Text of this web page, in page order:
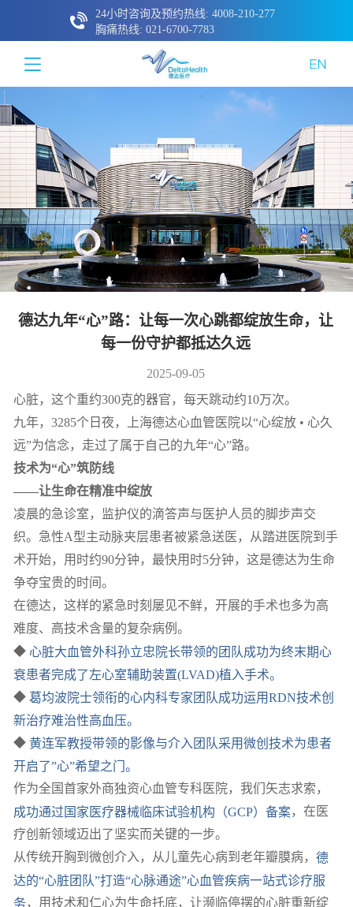
24小时咨询及预约热线: 4008-210-277
胸痛热线: 021-6700-7783
德达九年“心”路：让每一次心跳都绽放生命，让
每一份守护都抵达久远
2025-09-05
心脏，这个重约300克的器官，每天跳动约10万次。
九年，3285个日夜，上海德达心血管医院以“心绽放 • 心久
远”为信念，走过了属于自己的九年“心”路。
技术为“心”筑防线
——让生命在精准中绽放
凌晨的急诊室，监护仪的滴答声与医护人员的脚步声交
织。急性A型主动脉夹层患者被紧急送医，从踏进医院到手
术开始，用时约90分钟，最快用时5分钟，这是德达为生命
争夺宝贵的时间。
在德达，这样的紧急时刻屡见不鲜，开展的手术也多为高
难度、高技术含量的复杂病例。
◆ 心脏大血管外科孙立忠院长带领的团队成功为终末期心
衰患者完成了左心室辅助装置(LVAD)植入手术。
◆ 葛均波院士领衔的心内科专家团队成功运用RDN技术创
新治疗难治性高血压。
◆ 黄连军教授带领的影像与介入团队采用微创技术为患者
开启了”心”希望之门。
作为全国首家外商独资心血管专科医院，我们矢志求索，
成功通过国家医疗器械临床试验机构（GCP）备案，在医
疗创新领域迈出了坚实而关键的一步。
从传统开胸到微创介入，从儿童先心病到老年瓣膜病， 德
达的“心脏团队”打造“心脉通途”心血管疾病一站式诊疗服
务 ，用技术和仁心为生命托底，让濒临停摆的心脏重新绽